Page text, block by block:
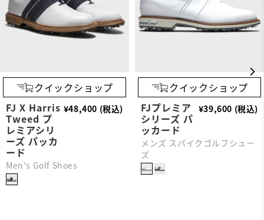
クイックショップ
FJ X Harris
Tweed プ
レミアシリ
ーズ パッカ
ード
Men's Golf Shoes
¥48,400 (税込)
クイックショップ
FJプレミア
シリーズ パ
ッカード
メンズ スパイクゴルフシュー
ズ
¥39,600 (税込)